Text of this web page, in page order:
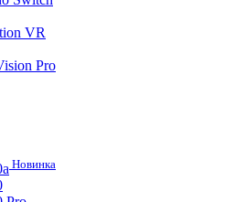
VR
Pro
Новинка